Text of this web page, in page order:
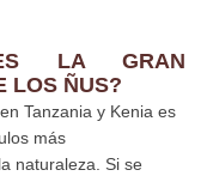
LA GRAN
LOS ÑUS?
en Tanzania y Kenia es
más
naturaleza. Si se